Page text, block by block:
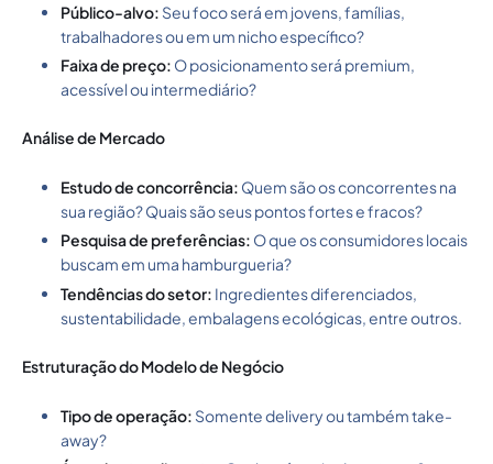
Público-alvo: Seu foco será em jovens, famílias,
trabalhadores ou em um nicho específico?
Faixa de preço: O posicionamento será premium,
acessível ou intermediário?
Análise de Mercado
Estudo de concorrência: Quem são os concorrentes na
sua região? Quais são seus pontos fortes e fracos?
Pesquisa de preferências: O que os consumidores locais
buscam em uma hamburgueria?
Tendências do setor: Ingredientes diferenciados,
sustentabilidade, embalagens ecológicas, entre outros.
Estruturação do Modelo de Negócio
Tipo de operação: Somente delivery ou também take-
away?